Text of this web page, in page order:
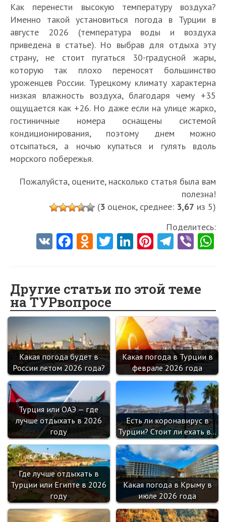
Как перенести высокую температуру воздуха?
Именно такой установиться погода в Турции в
августе 2026 (температура воды и воздуха
приведена в статье). Но выбрав для отдыха эту
страну, не стоит пугаться 30-градусной жары,
которую так плохо переносят большинство
уроженцев России. Турецкому климату характерна
низкая влажность воздуха, благодаря чему +35
ощущается как +26. Но даже если на улице жарко,
гостиничные номера оснащены системой
кондиционирования, поэтому днем можно
отсыпаться, а ночью купаться и гулять вдоль
морского побережья.
Пожалуйста, оцените, насколько статья была вам
полезна!
(3 оценок, среднее: 3,67 из 5)
Поделитесь:
V Fa
o
o
k
O
o
kl
as
sn
ik
i
T
er
Li
dI
n
Pi
es
t
Te
a
m
Vi
Другие статьи по этой теме
на ТУРвопросе
Какая погода будет в
России летом 2026 года?
Какая погода в Турции в
феврале 2026 года
Турция или ОАЭ — где
лучше отдыхать в 2026
году
Есть ли коронавирус в
Турции? Стоит ли ехать в…
Где лучше отдыхать в
Турции или Египте в 2026
году
Какая погода в Крыму в
июле 2026 года